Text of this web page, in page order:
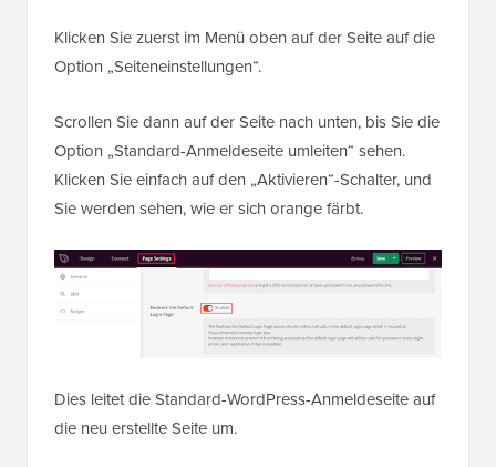
Klicken Sie zuerst im Menü oben auf der Seite auf die
Option „Seiteneinstellungen“.
Scrollen Sie dann auf der Seite nach unten, bis Sie die
Option „Standard-Anmeldeseite umleiten“ sehen.
Klicken Sie einfach auf den „Aktivieren“-Schalter, und
Sie werden sehen, wie er sich orange färbt.
Dies leitet die Standard-WordPress-Anmeldeseite auf
die neu erstellte Seite um.